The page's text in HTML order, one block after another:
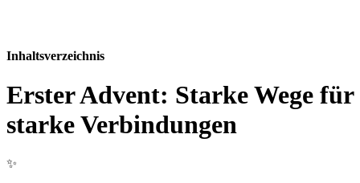
Inhaltsverzeichnis
Erster Advent: Starke Wege für
starke Verbindungen
✨